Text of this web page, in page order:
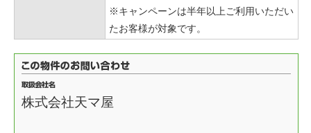
※キャンペーンは半年以上ご利用いただい
たお客様が対象です。
株式会社天マ屋